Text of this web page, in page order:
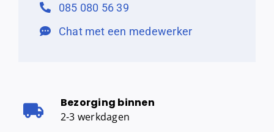
085 080 56 39
Chat met een medewerker
Bezorging binnen
2-3 werkdagen